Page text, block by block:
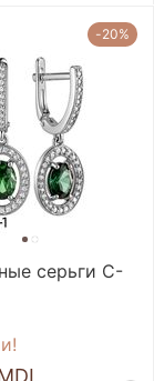
-20%
серьги C-